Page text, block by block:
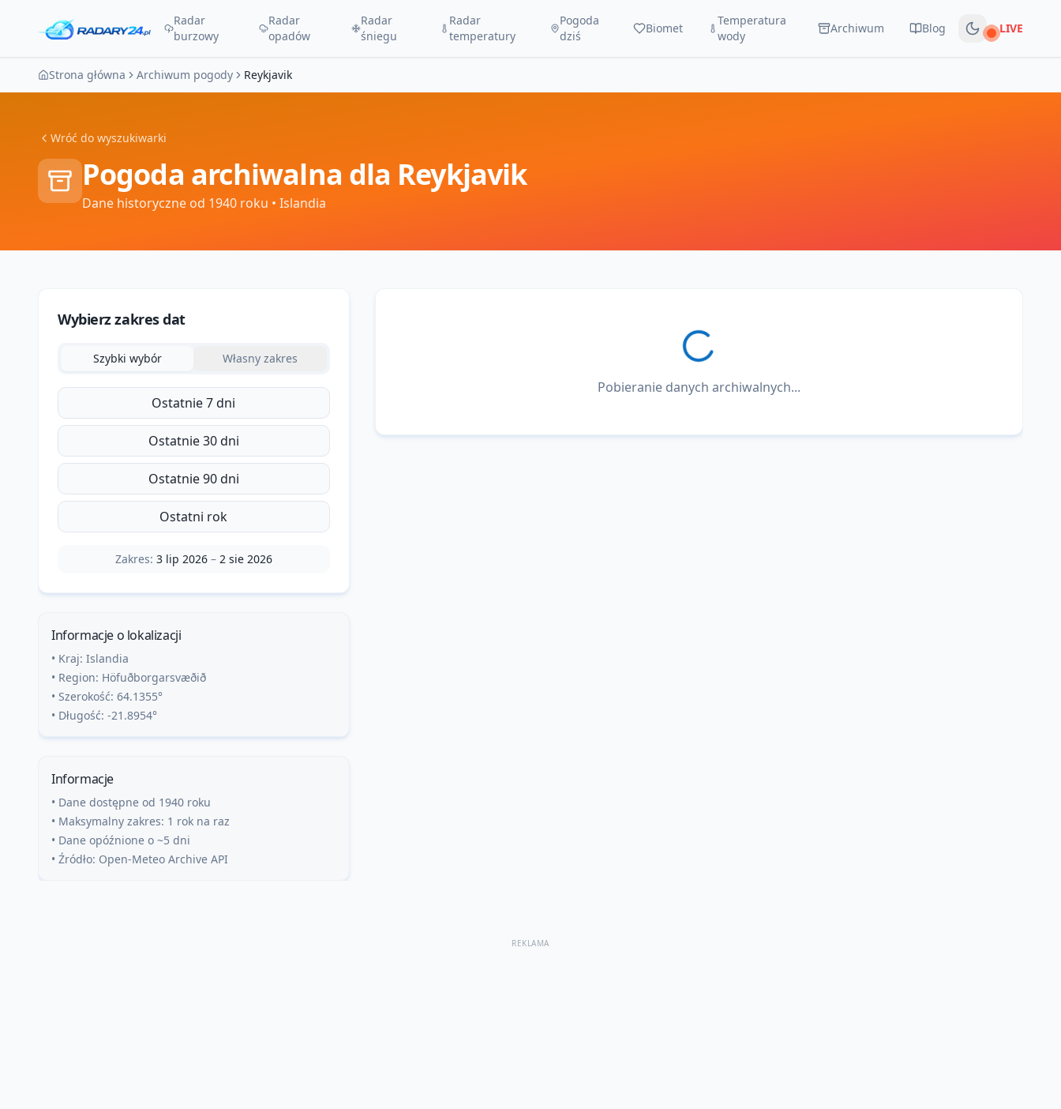
Radar
burzowy
Radar
opadów
Radar
śniegu
Radar
temperatury
Pogoda
dziś
Biomet
Temperatura
wody
Archiwum Blog Na żywo
LIVE
Strona główna Archiwum pogody Reykjavik
Wróć do wyszukiwarki
Pogoda archiwalna dla Reykjavik
Dane historyczne od 1940 roku • Islandia
Wybierz zakres dat
Szybki wybór Własny zakres
Ostatnie 7 dni
Ostatnie 30 dni
Ostatnie 90 dni
Ostatni rok
Zakres: 3 lip 2026– 2 sie 2026
Informacje o lokalizacji
• Kraj: Islandia
• Region: Höfuðborgarsvæðið
• Szerokość: 64.1355°
• Długość: -21.8954°
Informacje
• Dane dostępne od 1940 roku
• Maksymalny zakres: 1 rok na raz
• Dane opóźnione o ~5 dni
• Źródło: Open-Meteo Archive API
Pobieranie danych archiwalnych...
REKLAMA